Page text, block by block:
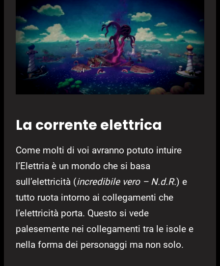
La corrente elettrica
Come molti di voi avranno potuto intuire
l’Elettria è un mondo che si basa
sull’elettricità (incredibile vero – N.d.R.) e
tutto ruota intorno ai collegamenti che
l’elettricità porta. Questo si vede
palesemente nei collegamenti tra le isole e
nella forma dei personaggi ma non solo.